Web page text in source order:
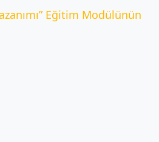
Eğitim Modülünün